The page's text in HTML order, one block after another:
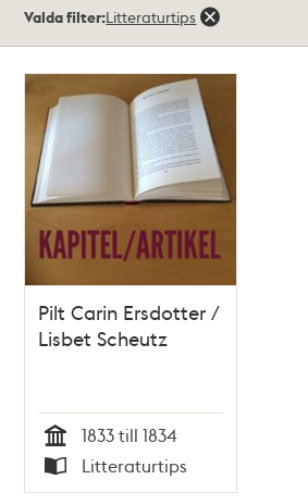
träffar
Valda filter:Litteraturtips
Pilt Carin Ersdotter /
Lisbet Scheutz
Tid
1833 till 1834
Typ
Litteraturtips